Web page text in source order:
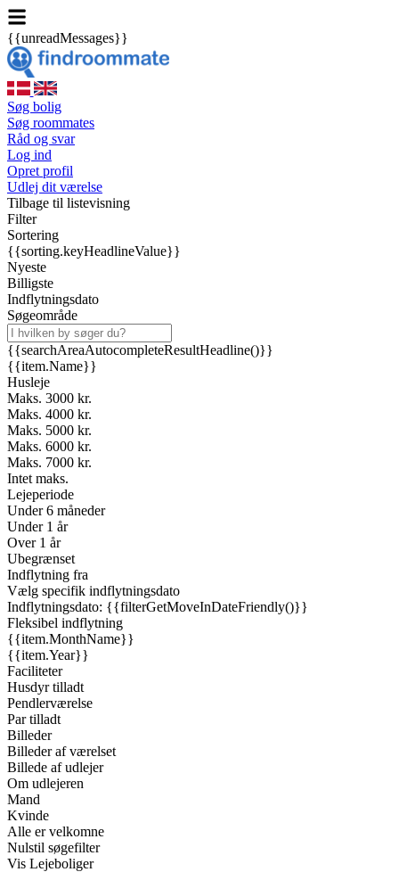
{{unreadMessages}}
Søg bolig
Søg roommates
Råd og svar
Log ind
Opret profil
Udlej dit værelse
Tilbage til listevisning
Filter
Sortering
{{sorting.keyHeadlineValue}}
Nyeste
Billigste
Indflytningsdato
Søgeområde
{{searchAreaAutocompleteResultHeadline()}}
{{item.Name}}
Husleje
Maks. 3000 kr.
Maks. 4000 kr.
Maks. 5000 kr.
Maks. 6000 kr.
Maks. 7000 kr.
Intet maks.
Lejeperiode
Under 6 måneder
Under 1 år
Over 1 år
Ubegrænset
Indflytning fra
Vælg specifik indflytningsdato
Indflytningsdato: {{filterGetMoveInDateFriendly()}}
Fleksibel indflytning
{{item.MonthName}}
{{item.Year}}
Faciliteter
Husdyr tilladt
Pendlerværelse
Par tilladt
Billeder
Billeder af værelset
Billede af udlejer
Om udlejeren
Mand
Kvinde
Alle er velkomne
Nulstil søgefilter
Vis Lejeboliger